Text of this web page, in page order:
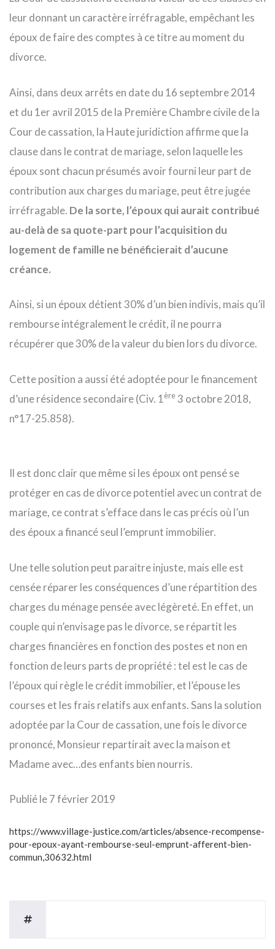
leur donnant un caractère irréfragable, empêchant les
époux de faire des comptes à ce titre au moment du
divorce.
Ainsi, dans deux arrêts en date du 16 septembre 2014
et du 1er avril 2015 de la Première Chambre civile de la
Cour de cassation, la Haute juridiction affirme que la
clause dans le contrat de mariage, selon laquelle les
époux sont chacun présumés avoir fourni leur part de
contribution aux charges du mariage, peut être jugée
irréfragable. De la sorte, l’époux qui aurait contribué
au-delà de sa quote-part pour l’acquisition du
logement de famille ne bénéficierait d’aucune
créance.
Ainsi, si un époux détient 30% d’un bien indivis, mais qu’il
rembourse intégralement le crédit, il ne pourra
récupérer que 30% de la valeur du bien lors du divorce.
Cette position a aussi été adoptée pour le financement
d’une résidence secondaire (Civ. 1 ère3 octobre 2018,
n°17-25.858).
Il est donc clair que même si les époux ont pensé se
protéger en cas de divorce potentiel avec un contrat de
mariage, ce contrat s’efface dans le cas précis où l’un
des époux a financé seul l’emprunt immobilier.
Une telle solution peut paraitre injuste, mais elle est
censée réparer les conséquences d’une répartition des
charges du ménage pensée avec légèreté. En effet, un
couple qui n’envisage pas le divorce, se répartit les
charges financières en fonction des postes et non en
fonction de leurs parts de propriété : tel est le cas de
l’époux qui règle le crédit immobilier, et l’épouse les
courses et les frais relatifs aux enfants. Sans la solution
adoptée par la Cour de cassation, une fois le divorce
prononcé, Monsieur repartirait avec la maison et
Madame avec…des enfants bien nourris.
Publié le 7 février 2019
https://www.village-justice.com/articles/absence-recompense-
pour-epoux-ayant-rembourse-seul-emprunt-afferent-bien-
commun,30632.html